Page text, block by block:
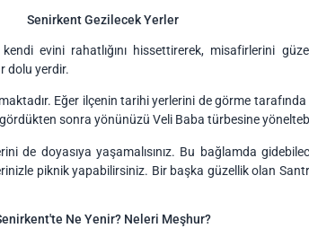
Senirkent Gezilecek Yerler
evini rahatlığını hissettirerek, misafirlerini
dolu yerdir.
Eğer ilçenin tarihi yerlerini de görme
sonra yönünüzü Veli Baba türbesine
de doyasıya yaşamalısınız. Bu bağlamda
piknik yapabilirsiniz. Bir başka güzellik olan
Ne Yenir? Neleri Meşhur?